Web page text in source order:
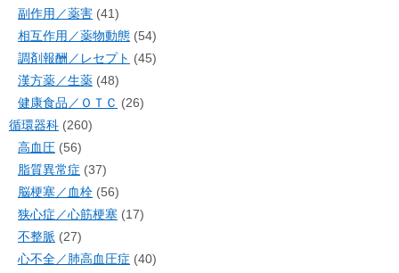
副作用／薬害 (41)
相互作用／薬物動態 (54)
調剤報酬／レセプト (45)
漢方薬／生薬 (48)
健康食品／ＯＴＣ (26)
循環器科 (260)
高血圧 (56)
脂質異常症 (37)
脳梗塞／血栓 (56)
狭心症／心筋梗塞 (17)
不整脈 (27)
心不全／肺高血圧症 (40)